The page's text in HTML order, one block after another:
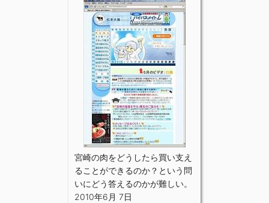
宮崎の肉をどうしたら買い支え
ることができるのか？という問
いにどう答えるのかが難しい。
2010年6月 7日